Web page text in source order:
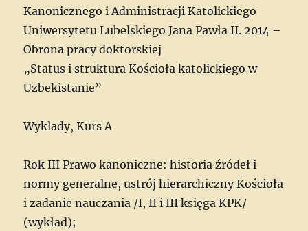
Kanonicznego i Administracji Katolickiego
Uniwersytetu Lubelskiego Jana Pawła II. 2014 –
Obrona pracy doktorskiej
„Status i struktura Kościoła katolickiego w
Uzbekistanie”
Wyklady, Kurs A
Rok III Prawo kanoniczne: historia źródeł i
normy generalne, ustrój hierarchiczny Kościoła
i zadanie nauczania /I, II i III księga KPK/
(wykład);